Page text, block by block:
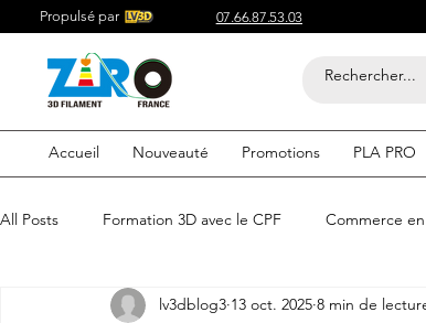
Propulsé par 07.66.87.53.03
Accueil Nouveauté Promotions PLA PRO
All Posts Formation 3D avec le CPF Commerce
Acheter du Filament 3D pour Compétitif du
lv3dblog3 13 oct. 2025 8 min de